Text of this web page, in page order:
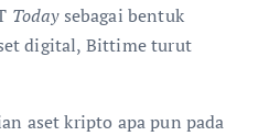
Todaysebagai bentuk
digital, Bittime turut
aset kripto apa pun pada